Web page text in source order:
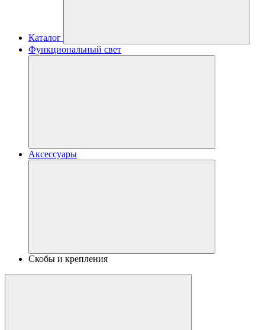
Каталог
Функциональный свет
Аксессуары
Скобы и крепления